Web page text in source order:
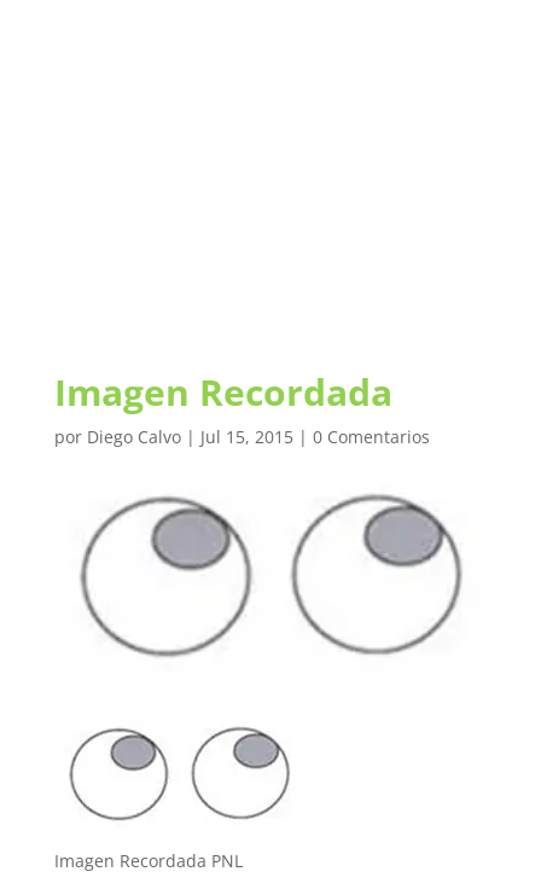
Imagen Recordada
por Diego Calvo| Jul 15, 2015| 0 Comentarios
Imagen Recordada PNL